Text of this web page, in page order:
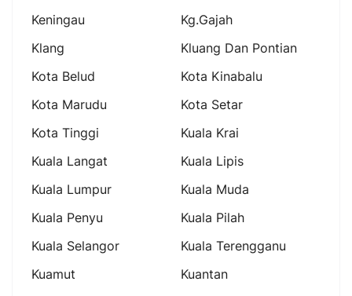
Keningau
Kg.gajah
Klang
Kluang Dan Pontian
Kota Belud
Kota Kinabalu
Kota Marudu
Kota Setar
Kota Tinggi
Kuala Krai
Kuala Langat
Kuala Lipis
Kuala Lumpur
Kuala Muda
Kuala Penyu
Kuala Pilah
Kuala Selangor
Kuala Terengganu
Kuamut
Kuantan